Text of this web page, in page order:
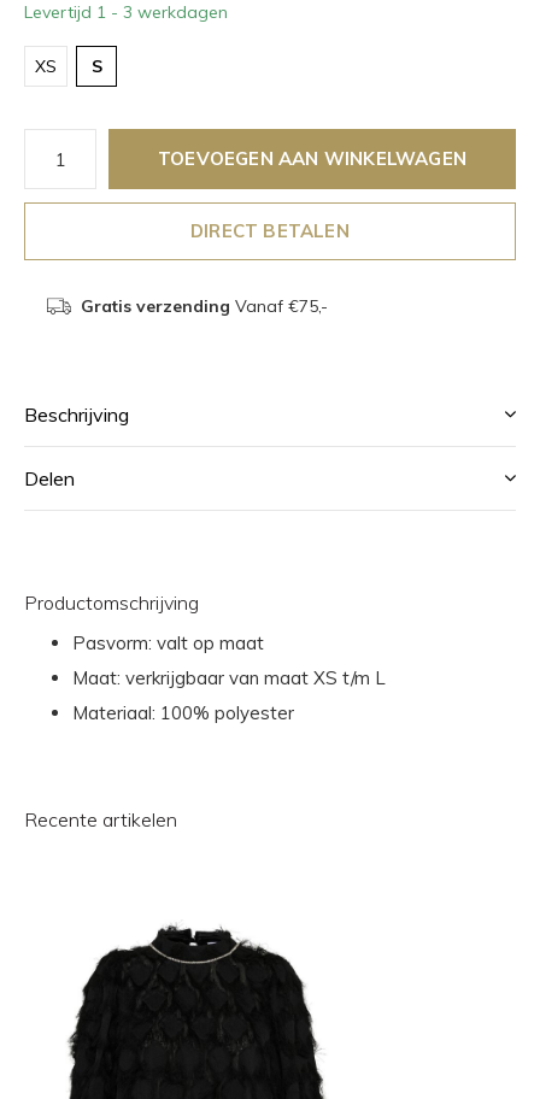
Levertijd 1 - 3 werkdagen
XS S
TOEVOEGEN AAN WINKELWAGEN
DIRECT BETALEN
Gratis verzending Vanaf €75,-
Beschrijving
Delen
Productomschrijving
Pasvorm: valt op maat
Maat: verkrijgbaar van maat XS t/m L
Materiaal: 100% polyester
Recente artikelen